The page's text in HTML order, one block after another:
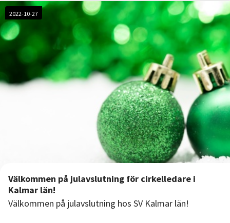
2022-10-27
Välkommen på julavslutning för cirkelledare i
Kalmar län!
Välkommen på julavslutning hos SV Kalmar län!